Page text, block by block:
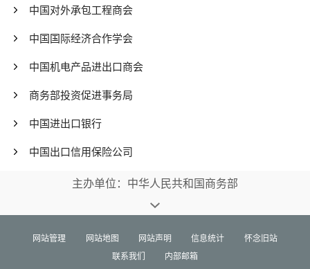
中国对外承包工程商会
中国国际经济合作学会
中国机电产品进出口商会
商务部投资促进事务局
中国进出口银行
中国出口信用保险公司
主办单位：中华人民共和国商务部
网站管理 网站地图 网站声明 信息统计
怀念旧站
联系我们
内部邮箱